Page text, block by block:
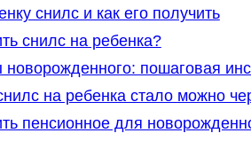
снилс и как его получить
снилс на ребенка?
пошаговая
на ребенка стало можно
пенсионное для